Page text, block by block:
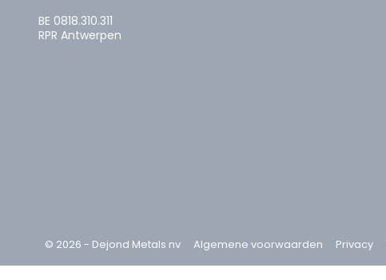
BE 0818.310.311
RPR Antwerpen
© 2026 - Dejond Metals nv Algemene voorwaarden Privacy